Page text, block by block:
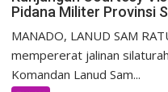
Pidana Militer Provinsi
MANADO, LANUD SAM
mempererat jalinan
Komandan Lanud Sam...